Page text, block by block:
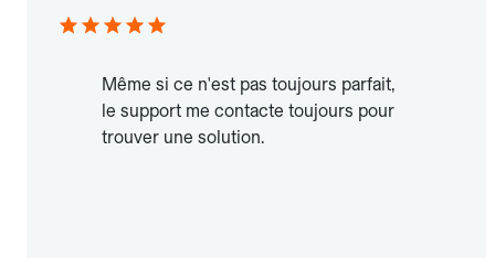
Même si ce n'est pas toujours parfait,
le support me contacte toujours pour
trouver une solution.